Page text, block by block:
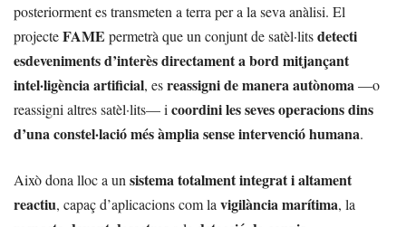
posteriorment es transmeten a terra per a la seva anàlisi. El
projecteFAME permetrà que un conjunt de satèl·litsdetecti
esdeveniments d’interès directament a bord mitjançant
intel·ligència artificial, esreassigni de manera autònoma —o
reassigni altres satèl·lits— i coordini les seves operacions dins
d’una constel·lació més àmplia sense intervenció humana.
Això dona lloc a un sistema totalment integrat i altament
reactiu, capaç d’aplicacions com la vigilància marítima, la